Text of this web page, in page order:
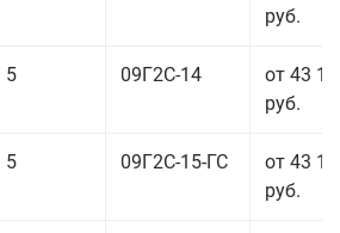
руб.
5 09Г2С-14
от 43
руб.
5 09Г2С-15-ГС
от 43
руб.